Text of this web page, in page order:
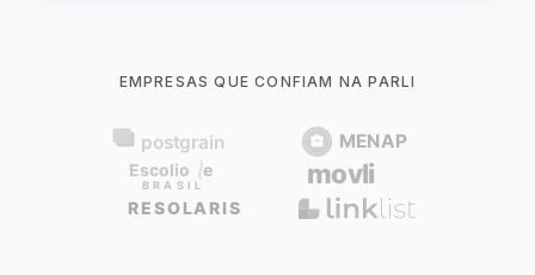
EMPRESAS QUE CONFIAM NA PARLI